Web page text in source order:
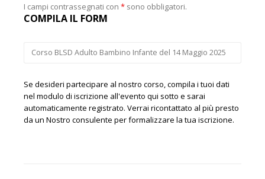
I campi contrassegnati con * sono obbligatori.
COMPILA IL FORM
Se desideri partecipare al nostro corso, compila i tuoi dati
nel modulo di iscrizione all'evento qui sotto e sarai
automaticamente registrato. Verrai ricontattato al più presto
da un Nostro consulente per formalizzare la tua iscrizione.